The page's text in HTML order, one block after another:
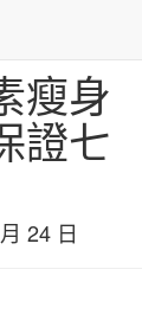
瘦身
證七
24 日